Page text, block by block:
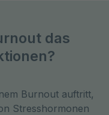
das
Burnout auftritt,
Stresshormonen